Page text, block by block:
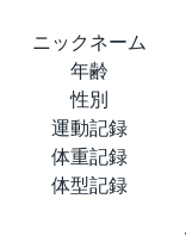
ニックネーム
年齢
性別
運動記録
体重記録
体型記録